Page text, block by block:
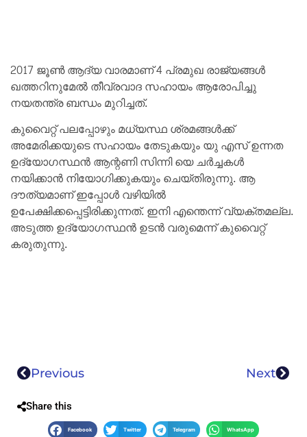
2017 ജൂൺ ആദ്യ വാരമാണ് 4 പ്രമുഖ രാജ്യങ്ങൾ
ഖത്തറിനുമേൽ തീവ്രവാദ സഹായം ആരോപിച്ചു
നയതന്ത്ര ബന്ധം മുറിച്ചത്.
കുവൈറ്റ്‌ പലപ്പോഴും മധ്യസ്ഥ ശ്രമങ്ങൾക്ക്
അമേരിക്കയുടെ സഹായം തേടുകയും യു എസ് ഉന്നത
ഉദ്യോഗസ്ഥൻ ആന്റണി സിന്നി യെ ചർച്ചകൾ
നയിക്കാൻ നിയോഗിക്കുകയും ചെയ്തിരുന്നു. ആ
ദൗത്യമാണ് ഇപ്പോൾ വഴിയിൽ
ഉപേക്ഷിക്കപ്പെട്ടിരിക്കുന്നത്. ഇനി എന്തെന്ന് വ്യക്തമല്ല.
അടുത്ത ഉദ്യോഗസ്ഥൻ ഉടൻ വരുമെന്ന് കുവൈറ്റ്‌
കരുതുന്നു.
Previous Next
Share this
Facebook Twitter Telegram WhatsApp